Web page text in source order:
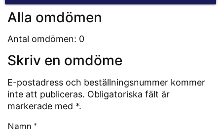
Alla omdömen
Antal omdömen: 0
Skriv en omdöme
E-postadress och beställningsnummer kommer
inte att publiceras. Obligatoriska fält är
markerade med *.
Namn *